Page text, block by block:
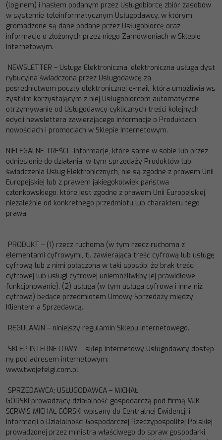
(loginem) i hasłem podanym przez Usługobiorcę zbiór zasobów
w systemie teleinformatycznym Usługodawcy, w którym
gromadzone są dane podane przez Usługobiorcę oraz
informacje o złożonych przez niego Zamówieniach w Sklepie
Internetowym.
NEWSLETTER – Usługa Elektroniczna, elektroniczna usługa dyst
rybucyjna świadczona przez Usługodawcę za
pośrednictwem poczty elektronicznej e-mail, która umożliwia ws
zystkim korzystającym z niej Usługobiorcom automatyczne
otrzymywanie od Usługodawcy cyklicznych treści kolejnych
edycji newslettera zawierającego informacje o Produktach,
nowościach i promocjach w Sklepie Internetowym.
NIELEGALNE TREŚCI –informacje, które same w sobie lub przez
odniesienie do działania, w tym sprzedaży Produktów lub
świadczenia Usług Elektronicznych, nie są zgodne z prawem Unii
Europejskiej lub z prawem jakiegokolwiek państwa
członkowskiego, które jest zgodne z prawem Unii Europejskiej,
niezależnie od konkretnego przedmiotu lub charakteru tego
prawa.
PRODUKT – (1) rzecz ruchoma (w tym rzecz ruchoma z
elementami cyfrowymi, tj. zawierająca treść cyfrową lub usługę
cyfrową lub z nimi połączona w taki sposób, że brak treści
cyfrowej lub usługi cyfrowej uniemożliwiłby jej prawidłowe
funkcjonowanie), (2) usługa (w tym usługa cyfrowa i inna niż
cyfrowa) będące przedmiotem Umowy Sprzedaży między
Klientem a Sprzedawcą.
REGULAMIN – niniejszy regulamin Sklepu Internetowego.
SKLEP INTERNETOWY – sklep internetowy Usługodawcy dostęp
ny pod adresem internetowym:
www.twojefelgi.com.pl.
SPRZEDAWCA; USŁUGODAWCA – MICHAŁ
GÓRSKI prowadzący działalność gospodarczą pod firmą MJK
SERWIS MICHAŁ GÓRSKI wpisany do Centralnej Ewidencji i
Informacji o Działalności Gospodarczej Rzeczypospolitej Polskiej
prowadzonej przez ministra właściwego do spraw gospodarki,